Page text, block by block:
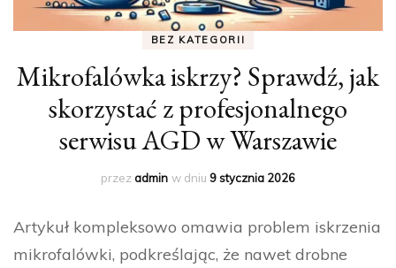
BEZ KATEGORII
Mikrofalówka iskrzy? Sprawdź, jak
skorzystać z profesjonalnego
serwisu AGD w Warszawie
przezadmin w dniu 9 stycznia 2026
Artykuł kompleksowo omawia problem iskrzenia
mikrofalówki, podkreślając, że nawet drobne